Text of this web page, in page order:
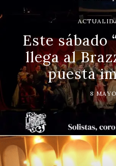
Este sábado
llega al
puesta
8